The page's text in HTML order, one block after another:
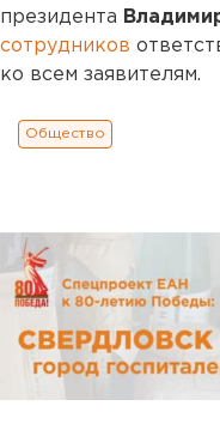
президента
сотрудников
ко всем заявителям.
Общество